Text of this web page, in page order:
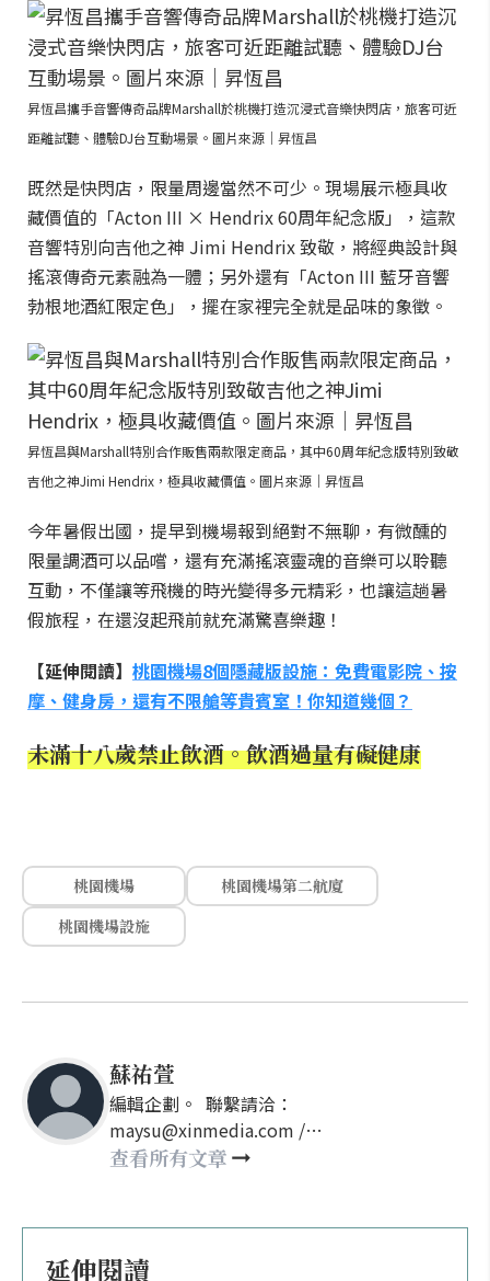
昇恆昌攜手音響傳奇品牌Marshall於桃機打造沉浸式音樂快閃店，旅客可近
距離試聽、體驗DJ台互動場景。圖片來源｜昇恆昌
既然是快閃店，限量周邊當然不可少。現場展示極具收
藏價值的「Acton III × Hendrix 60周年紀念版」，這款
音響特別向吉他之神 Jimi Hendrix 致敬，將經典設計與
搖滾傳奇元素融為一體；另外還有「Acton III 藍牙音響
勃根地酒紅限定色」，擺在家裡完全就是品味的象徵。
昇恆昌與Marshall特別合作販售兩款限定商品，其中60周年紀念版特別致敬
吉他之神Jimi Hendrix，極具收藏價值。圖片來源｜昇恆昌
今年暑假出國，提早到機場報到絕對不無聊，有微醺的
限量調酒可以品嚐，還有充滿搖滾靈魂的音樂可以聆聽
互動，不僅讓等飛機的時光變得多元精彩，也讓這趟暑
假旅程，在還沒起飛前就充滿驚喜樂趣！
【延伸閱讀】 桃園機場8個隱藏版設施：免費電影院、按
摩、健身房，還有不限艙等貴賓室！你知道幾個？
未滿十八歲禁止飲酒。飲酒過量有礙健康
桃園機場
桃園機場第二航廈
桃園機場設施
蘇祐萱
編輯企劃。 聯繫請洽：
maysu@xinmedia.com /
may860527@gmail.com
查看所有文章
延伸閱讀